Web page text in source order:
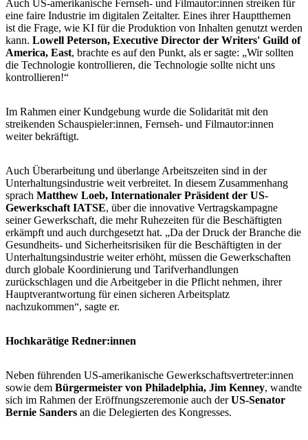
Auch US-amerikanische Fernseh- und Filmautor:innen streiken für
eine faire Industrie im digitalen Zeitalter. Eines ihrer Hauptthemen
ist die Frage, wie KI für die Produktion von Inhalten genutzt werden
kann. Lowell Peterson, Executive Director der Writers' Guild of
America, East, brachte es auf den Punkt, als er sagte: „Wir sollten
die Technologie kontrollieren, die Technologie sollte nicht uns
kontrollieren!“
Im Rahmen einer Kundgebung wurde die Solidarität mit den
streikenden Schauspieler:innen, Fernseh- und Filmautor:innen
weiter bekräftigt.
Auch Überarbeitung und überlange Arbeitszeiten sind in der
Unterhaltungsindustrie weit verbreitet. In diesem Zusammenhang
sprach Matthew Loeb, Internationaler Präsident der US-
Gewerkschaft IATSE, über die innovative Vertragskampagne
seiner Gewerkschaft, die mehr Ruhezeiten für die Beschäftigten
erkämpft und auch durchgesetzt hat. „Da der Druck der Branche die
Gesundheits- und Sicherheitsrisiken für die Beschäftigten in der
Unterhaltungsindustrie weiter erhöht, müssen die Gewerkschaften
durch globale Koordinierung und Tarifverhandlungen
zurückschlagen und die Arbeitgeber in die Pflicht nehmen, ihrer
Hauptverantwortung für einen sicheren Arbeitsplatz
nachzukommen“, sagte er.
Hochkarätige Redner:innen
Neben führenden US-amerikanische Gewerkschaftsvertreter:innen
sowie dem Bürgermeister von Philadelphia, Jim Kenney, wandte
sich im Rahmen der Eröffnungszeremonie auch derUS-Senator
Bernie Sanders an die Delegierten des Kongresses.